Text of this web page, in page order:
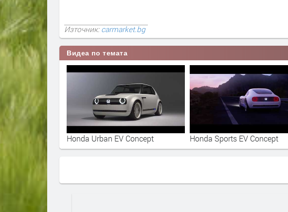
Източник:carmarket.bg
Видеа по темата
Honda Urban EV Concept Honda Sports EV Concept